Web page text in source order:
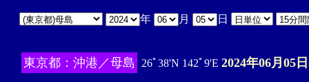
年 月 日
東京都：沖港／母島 26ﾟ38'N 142ﾟ9'E 2024年06月05